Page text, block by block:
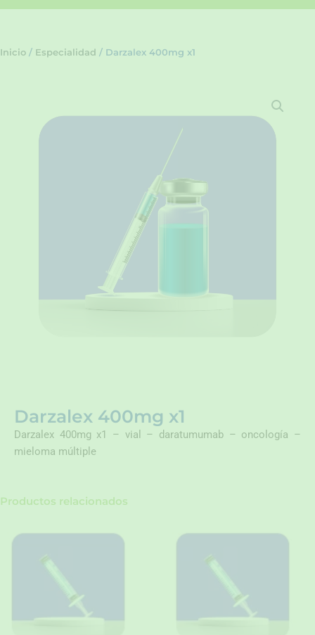
Inicio / Especialidad / Darzalex 400mg x1
Darzalex 400mg x1
Darzalex 400mg x1 – vial – daratumumab – oncología –
mieloma múltiple
Productos relacionados